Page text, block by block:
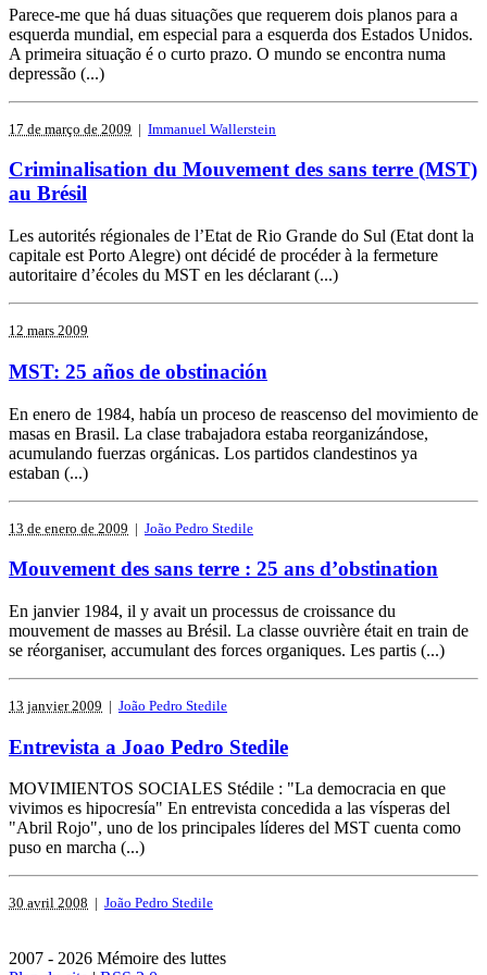
Parece-me que há duas situações que requerem dois planos para a
esquerda mundial, em especial para a esquerda dos Estados Unidos.
A primeira situação é o curto prazo. O mundo se encontra numa
depressão (...)
17 de março de 2009 | Immanuel Wallerstein
Criminalisation du Mouvement des sans terre (MST)
au Brésil
Les autorités régionales de l’Etat de Rio Grande do Sul (Etat dont la
capitale est Porto Alegre) ont décidé de procéder à la fermeture
autoritaire d’écoles du MST en les déclarant (...)
12 mars 2009
MST: 25 años de obstinación
En enero de 1984, había un proceso de reascenso del movimiento de
masas en Brasil. La clase trabajadora estaba reorganizándose,
acumulando fuerzas orgánicas. Los partidos clandestinos ya
estaban (...)
13 de enero de 2009 | João Pedro Stedile
Mouvement des sans terre : 25 ans d’obstination
En janvier 1984, il y avait un processus de croissance du
mouvement de masses au Brésil. La classe ouvrière était en train de
se réorganiser, accumulant des forces organiques. Les partis (...)
13 janvier 2009 | João Pedro Stedile
Entrevista a Joao Pedro Stedile
MOVIMIENTOS SOCIALES Stédile : "La democracia en que
vivimos es hipocresía" En entrevista concedida a las vísperas del
"Abril Rojo", uno de los principales líderes del MST cuenta como
puso en marcha (...)
30 avril 2008 | João Pedro Stedile
2007 - 2026 Mémoire des luttes